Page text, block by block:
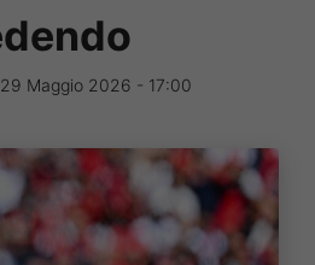
29 Maggio 2026 - 17:00